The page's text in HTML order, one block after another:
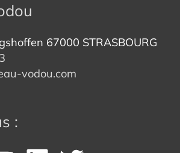
67000 STRASBOURG
vodou.com
: